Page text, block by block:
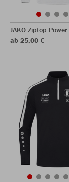
JAKO Ziptop Power
ab 25,00 €